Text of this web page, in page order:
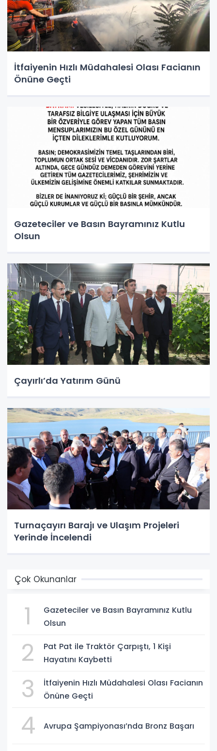
İtfaiyenin Hızlı Müdahalesi Olası Facianın
Önüne Geçti
Gazeteciler ve Basın Bayramınız Kutlu
Olsun
Çayırlı’da Yatırım Günü
Turnaçayırı Barajı ve Ulaşım Projeleri
Yerinde İncelendi
Çok Okunanlar
1
Gazeteciler ve Basın Bayramınız Kutlu
Olsun
2
Pat Pat ile Traktör Çarpıştı, 1 Kişi
Hayatını Kaybetti
3
İtfaiyenin Hızlı Müdahalesi Olası Facianın
Önüne Geçti
4 Avrupa Şampiyonası’nda Bronz Başarı